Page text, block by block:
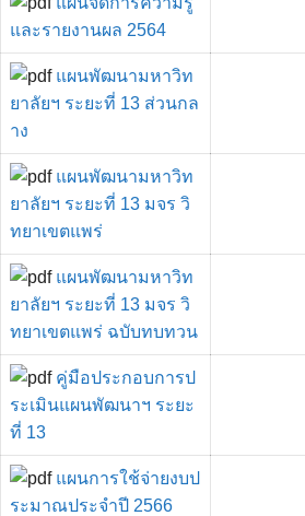
และรายงานผล 2564
แผนพัฒนามหาวิท
ยาลัยฯ ระยะที่ 13 ส่วนกล
าง
แผนพัฒนามหาวิท
ยาลัยฯ ระยะที่ 13 มจร วิ
ทยาเขตแพร่
แผนพัฒนามหาวิท
ยาลัยฯ ระยะที่ 13 มจร วิ
ทยาเขตแพร่ ฉบับทบทวน
คู่มือประกอบการป
ระเมินแผนพัฒนาฯ ระยะ
ที่ 13
แผนการใช้จ่ายงบป
ระมาณประจำปี 2566